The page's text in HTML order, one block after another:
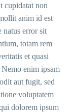
cupidatat non
anim id est
natus error sit
totam rem
et quasi
enim ipsam
aut fugit, sed
voluptatem
dolorem ipsum